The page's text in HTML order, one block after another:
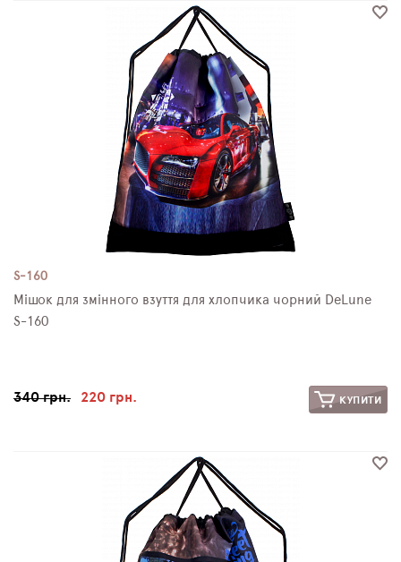
S-160
Мішок для змінного взуття для хлопчика чорний DeLune
S-160
340 грн. 220 грн. КУПИТИ